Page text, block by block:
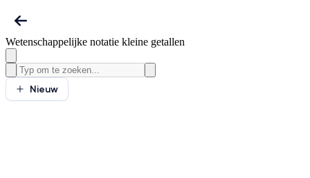
Wetenschappelijke notatie kleine getallen
Nieuw